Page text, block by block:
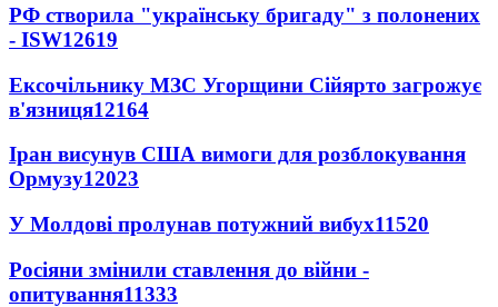
РФ створила "українську бригаду" з полонених
- ISW12619
Ексочільнику МЗС Угорщини Сійярто загрожує
в'язниця12164
Іран висунув США вимоги для розблокування
Ормузу12023
У Молдові пролунав потужний вибух11520
Росіяни змінили ставлення до війни -
опитування11333